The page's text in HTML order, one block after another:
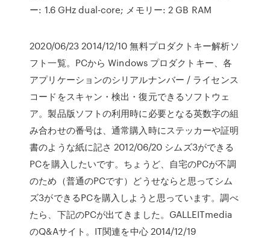
ー: 1.6 GHz dual-core; メモリー: 2 GB RAM
2020/06/23 2014/12/10 無料プロダクトキー解析ソ
フト一覧。PCから Windows プロダクトキー、各
アプリケーションのシリアルナンバー / ライセンス
コードをスキャン・検出・復元できるソフトウェ
ア。製品版ソフトの利用時に必要となる英数字の組
み合わせの番号は、通常購入時にステッカーや証明
書のような紙に記さ 2012/06/20 シムズ3ができる
PCを購入したいです。ちょうど、自宅のPCが不調
のため（普通のPCです）どうせならと思ってシム
ズ3ができるPCを購入しようと思っています。調べ
たら、下記のPCが出てきました。GALLEITmedia
のQ&Aサイト。IT関連を中心 2014/12/19